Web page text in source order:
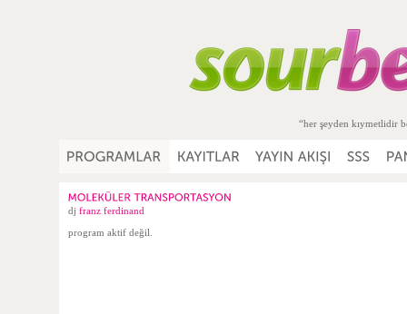
“her şeyden kıymetlidir
dj franz ferdinand
program aktif değil.